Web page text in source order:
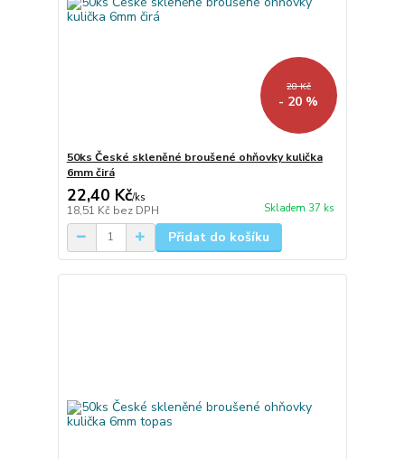
28 Kč
- 20 %
50ks České skleněné broušené ohňovky kulička
6mm čirá
22,40 Kč/ks
18,51 Kč bez DPH Skladem 37 ks
Přidat do košíku